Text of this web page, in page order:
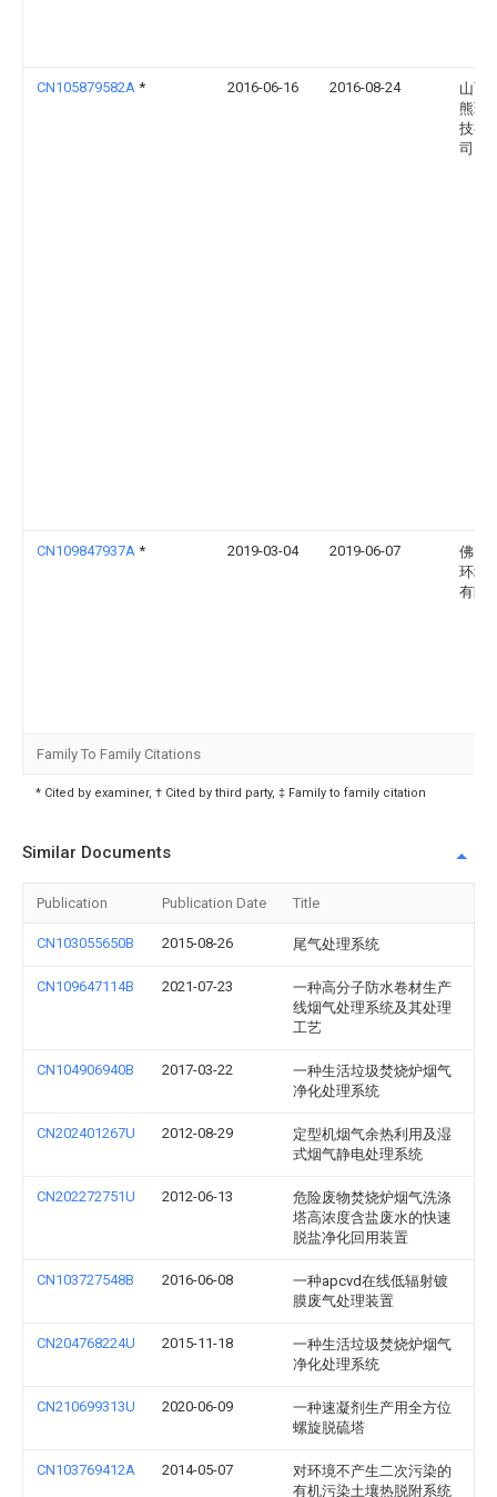
CN105879582A * 2016-06-16 2016-08-24
山西
熊环
技有
司
CN109847937A * 2019-03-04 2019-06-07
佛山
环境
有限
Family To Family Citations
* Cited by examiner, † Cited by third party, ‡ Family to family citation
Similar Documents
Publication Publication Date Title
CN103055650B 2015-08-26 尾气处理系统
CN109647114B 2021-07-23
一种高分子防水卷材生产
线烟气处理系统及其处理
工艺
CN104906940B 2017-03-22
一种生活垃圾焚烧炉烟气
净化处理系统
CN202401267U 2012-08-29
定型机烟气余热利用及湿
式烟气静电处理系统
CN202272751U 2012-06-13
危险废物焚烧炉烟气洗涤
塔高浓度含盐废水的快速
脱盐净化回用装置
CN103727548B 2016-06-08
一种apcvd在线低辐射镀
膜废气处理装置
CN204768224U 2015-11-18
一种生活垃圾焚烧炉烟气
净化处理系统
CN210699313U 2020-06-09
一种速凝剂生产用全方位
螺旋脱硫塔
CN103769412A 2014-05-07
对环境不产生二次污染的
有机污染土壤热脱附系统